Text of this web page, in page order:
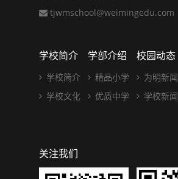
tjwmschool@weimingedu.com
学校简介
学校简介
学校文化
学部介绍
精品小学
优质中学
校园动态
为明新闻
学校新闻
关注我们